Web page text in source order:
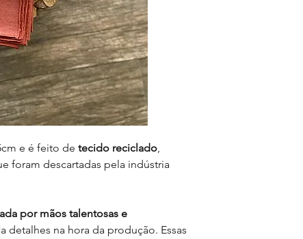
e é feito de tecido reciclado,
foram descartadas pela indústria
por mãos talentosas e
detalhes na hora da produção. Essas